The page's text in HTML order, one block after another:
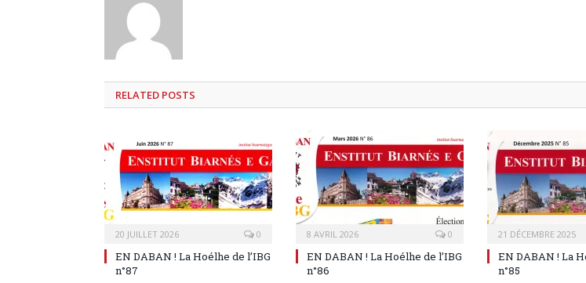
RELATED POSTS
20 JUILLET 2026 0
EN DABAN ! La Hoélhe de l’IBG
n°87
8 AVRIL 2026 0
EN DABAN ! La Hoélhe de l’IBG
n°86
21 DÉCEMBRE 2025
EN DABAN ! La
n°85